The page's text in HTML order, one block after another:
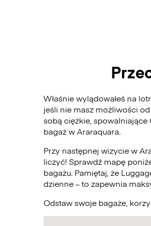
Właśnie wylądowałeś na
jeśli nie masz możliwości
sobą ciężkie,
bagaż w Araraquara.
Przy następnej wizycie w
liczyć! Sprawdź mapę
bagażu. Pamiętaj, że
dzienne – to zapewnia
Odstaw swoje bagaże,